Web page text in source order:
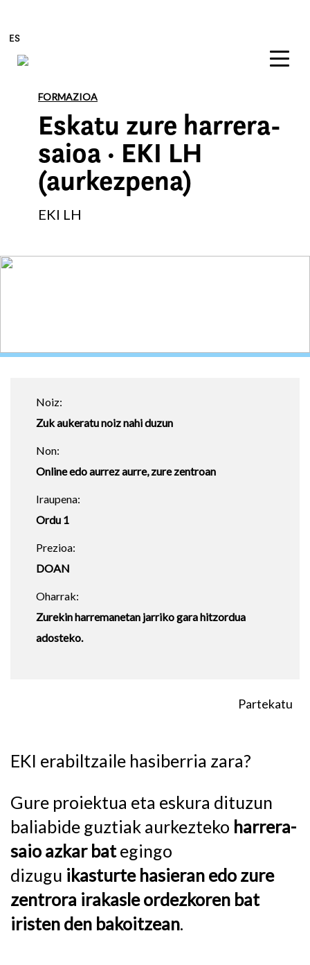
Edukira zuzenean joan
ES
FORMAZIOA
Eskatu zure harrera-
saioa · EKI LH
(aurkezpena)
EKI LH
Noiz:
Zuk aukeratu noiz nahi duzun
Non:
Online edo aurrez aurre, zure zentroan
Iraupena:
Ordu 1
Prezioa:
DOAN
Oharrak:
Zurekin harremanetan jarriko gara hitzordua
adosteko.
Partekatu
EKI erabiltzaile hasiberria zara?
Gure proiektua eta eskura dituzun
baliabide guztiak aurkezteko harrera-
saio azkar bategingo
dizugu ikasturte hasieran edo zure
zentrora irakasle ordezkoren bat
iristen den bakoitzean.